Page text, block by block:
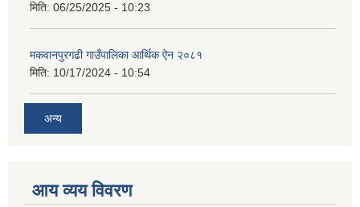
मिति: 06/25/2025 - 10:23
मकवानपुरगढी गाउँपालिका आर्थिक ‌‌‌ऐन २०८१
मिति: 10/17/2024 - 10:54
अन्य
आय व्यय विवरण